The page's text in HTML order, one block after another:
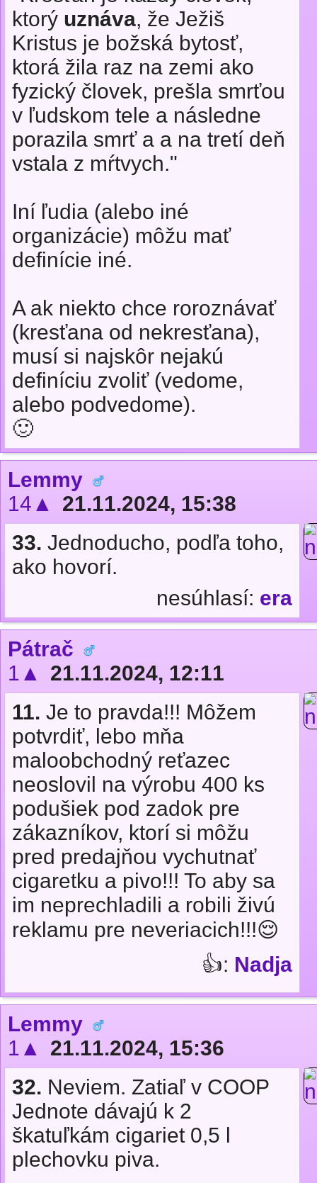
ktorý uznáva, že Ježiš
Kristus je božská bytosť,
ktorá žila raz na zemi ako
fyzický človek, prešla smrťou
v ľudskom tele a následne
porazila smrť a a na tretí deň
vstala z mŕtvych."
Iní ľudia (alebo iné
organizácie) môžu mať
definície iné.
A ak niekto chce roroznávať
(kresťana od nekresťana),
musí si najskôr nejakú
definíciu zvoliť (vedome,
alebo podvedome).
🙂
Lemmy
14▲
21.11.2024, 15:38
33. Jednoducho, podľa toho,
ako hovorí.
nesúhlasí: era
Pátrač
1▲
21.11.2024, 12:11
11. Je to pravda!!! Môžem
potvrdiť, lebo mňa
maloobchodný reťazec
neoslovil na výrobu 400 ks
podušiek pod zadok pre
zákazníkov, ktorí si môžu
pred predajňou vychutnať
cigaretku a pivo!!! To aby sa
im neprechladili a robili živú
reklamu pre neveriacich!!!😌
👍: Nadja
Lemmy
1▲
21.11.2024, 15:36
32. Neviem. Zatiaľ v COOP
Jednote dávajú k 2
škatuľkám cigariet 0,5 l
plechovku piva.